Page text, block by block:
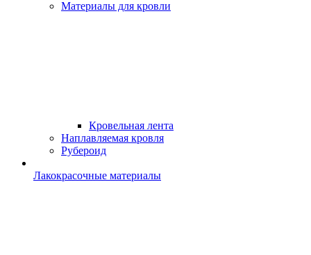
Материалы для кровли
Кровельная лента
Наплавляемая кровля
Рубероид
Лакокрасочные материалы